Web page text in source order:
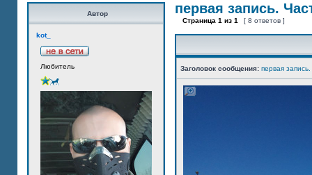
Автор
kot_
Любитель
первая запись.
Страница 1 из 1 [ 8 ответов ]
Заголовок сообщения: первая